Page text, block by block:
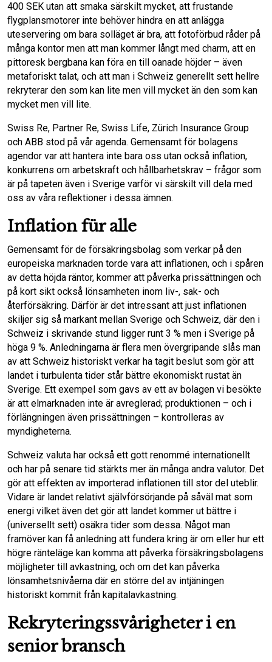
400 SEK utan att smaka särskilt mycket, att frustande
flygplansmotorer inte behöver hindra en att anlägga
uteservering om bara solläget är bra, att fotoförbud råder på
många kontor men att man kommer långt med charm, att en
pittoresk bergbana kan föra en till oanade höjder – även
metaforiskt talat, och att man i Schweiz generellt sett hellre
rekryterar den som kan lite men vill mycket än den som kan
mycket men vill lite.
Swiss Re, Partner Re, Swiss Life, Zürich Insurance Group
och ABB stod på vår agenda. Gemensamt för bolagens
agendor var att hantera inte bara oss utan också inflation,
konkurrens om arbetskraft och hållbarhetskrav – frågor som
är på tapeten även i Sverige varför vi särskilt vill dela med
oss av våra reflektioner i dessa ämnen.
Inflation für alle
Gemensamt för de försäkringsbolag som verkar på den
europeiska marknaden torde vara att inflationen, och i spåren
av detta höjda räntor, kommer att påverka prissättningen och
på kort sikt också lönsamheten inom liv-, sak- och
återförsäkring. Därför är det intressant att just inflationen
skiljer sig så markant mellan Sverige och Schweiz, där den i
Schweiz i skrivande stund ligger runt 3 % men i Sverige på
höga 9 %. Anledningarna är flera men övergripande slås man
av att Schweiz historiskt verkar ha tagit beslut som gör att
landet i turbulenta tider står bättre ekonomiskt rustat än
Sverige. Ett exempel som gavs av ett av bolagen vi besökte
är att elmarknaden inte är avreglerad; produktionen – och i
förlängningen även prissättningen – kontrolleras av
myndigheterna.
Schweiz valuta har också ett gott renommé internationellt
och har på senare tid stärkts mer än många andra valutor. Det
gör att effekten av importerad inflationen till stor del uteblir.
Vidare är landet relativt självförsörjande på såväl mat som
energi vilket även det gör att landet kommer ut bättre i
(universellt sett) osäkra tider som dessa. Något man
framöver kan få anledning att fundera kring är om eller hur ett
högre ränteläge kan komma att påverka försäkringsbolagens
möjligheter till avkastning, och om det kan påverka
lönsamhetsnivåerna där en större del av intjäningen
historiskt kommit från kapitalavkastning.
Rekryteringssvårigheter i en
senior bransch